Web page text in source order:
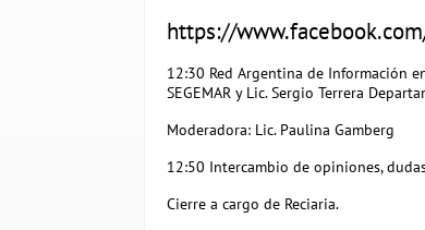
https://
12:30 Red Argentina de Información
SEGEMAR y Lic. Sergio Terrera
Moderadora: Lic. Paulina Gamberg
12:50 Intercambio de opiniones,
Cierre a cargo de Reciaria.